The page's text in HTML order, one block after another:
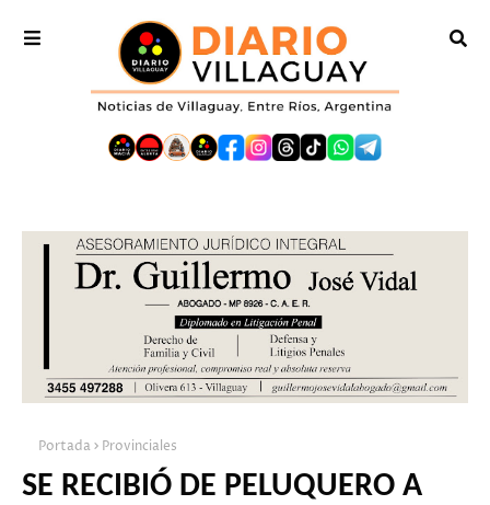
Portada Provinciales
SE RECIBIÓ DE PELUQUERO A